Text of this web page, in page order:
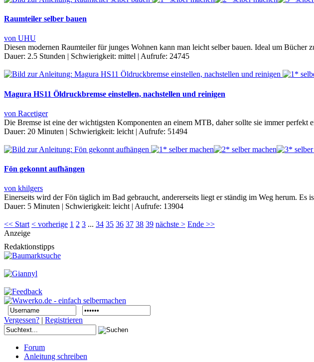
Raumteiler selber bauen
von UHU
Diesen modernen Raumteiler für junges Wohnen kann man leicht selber bauen. Ideal um Bücher
Dauer: 2.5 Stunden | Schwierigkeit: mittel | Aufrufe: 24745
Magura HS11 Öldruckbremse einstellen, nachstellen und reinigen
von Racetiger
Die Bremse ist eine der wichtigsten Komponenten an einem MTB, daher sollte sie immer
Dauer: 20 Minuten | Schwierigkeit: leicht | Aufrufe: 51494
Fön gekonnt aufhängen
von khilgers
Einerseits wird der Fön täglich im Bad gebraucht, andererseits liegt er ständig im Weg herum.
Dauer: 5 Minuten | Schwierigkeit: leicht | Aufrufe: 13904
<< Start < vorherige 1 2 3 ... 34 35 36 37 38 39 nächste > Ende >>
Anzeige
Redaktionstipps
Vergessen? | Registrieren
Forum
Anleitung schreiben